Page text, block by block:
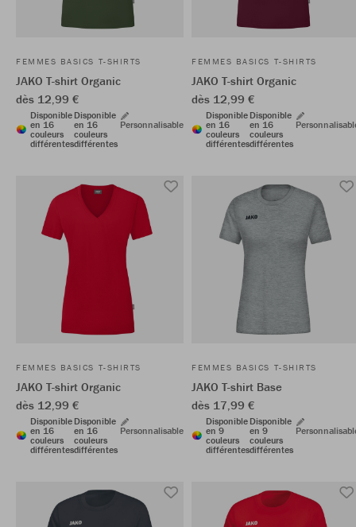
FEMMES BASICS T-SHIRTS
JAKO T-shirt Organic
dès 12,99 €
Disponible
en 16
couleurs
différentes
Disponible
en 16
couleurs
différentes
Personnalisable
FEMMES BASICS T-SHIRTS
JAKO T-shirt Organic
dès 12,99 €
Disponible
en 16
couleurs
différentes
Disponible
en 16
couleurs
différentes
FEMMES BASICS T-SHIRTS
JAKO T-shirt Organic
dès 12,99 €
Disponible
en 16
couleurs
différentes
Disponible
en 16
couleurs
différentes
Personnalisable
FEMMES BASICS T-SHIRTS
JAKO T-shirt Base
dès 17,99 €
Disponible
en 9
couleurs
différentes
Disponible
en 9
couleurs
différentes